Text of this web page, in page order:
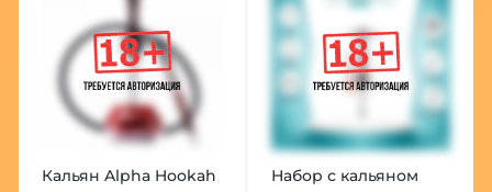
Кальян Alpha Hookah
Набор с кальяном